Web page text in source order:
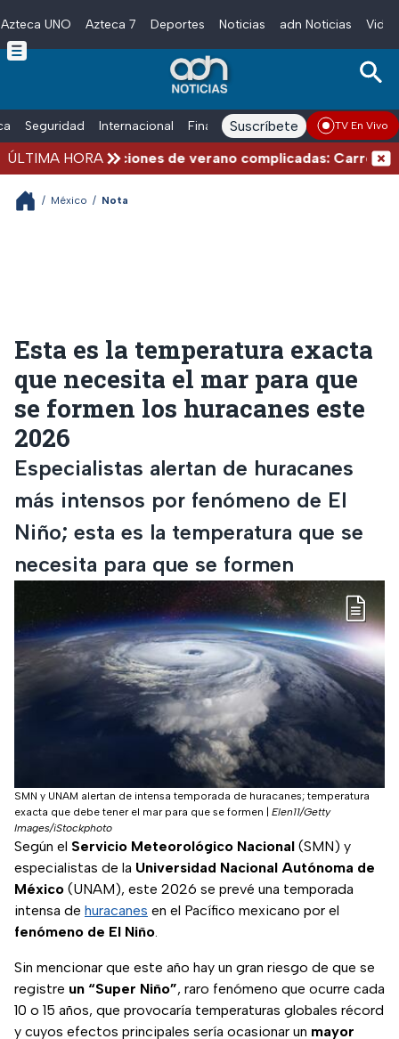
Skip to main content
Azteca UNO Azteca 7 Deportes Noticias adn Noticias
Seguridad Internacional Finanzas adn Noticias Radio
Suscríbete TV En Vivo
ÚLTIMA HORAVacaciones de verano complicadas:
/ México / Nota
Esta es la temperatura exacta
que necesita el mar para que
se formen los huracanes este
2026
Especialistas alertan de huracanes
más intensos por fenómeno de El
Niño; esta es la temperatura que se
necesita para que se formen
SMN y UNAM alertan de intensa temporada de huracanes; temperatura
exacta que debe tener el mar para que se formen
Elen11/Getty
Images/iStockphoto
Según el Servicio Meteorológico Nacional (SMN) y
especialistas de la Universidad Nacional Autónoma de
México (UNAM), este 2026 se prevé una temporada
intensa de huracanes en el Pacífico mexicano por el
fenómeno de El Niño.
Sin mencionar que este año hay un gran riesgo de que se
registre un “Super Niño”, raro fenómeno que ocurre cada
10 o 15 años, que provocaría temperaturas globales récord
y cuyos efectos principales sería ocasionar un mayor